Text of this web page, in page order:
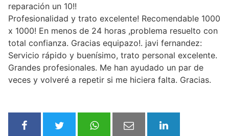
reparación un 10!!
Profesionalidad y trato excelente! Recomendable 1000
x 1000! En menos de 24 horas ,problema resuelto con
total confianza. Gracias equipazo!. javi fernandez:
Servicio rápido y buenísimo, trato personal excelente.
Grandes profesionales. Me han ayudado un par de
veces y volveré a repetir si me hiciera falta. Gracias.